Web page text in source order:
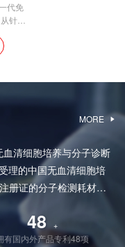
代免
针对
为针
，从
胞数
。
MORE
清细胞培养与分子诊断
理的中国无血清细胞培
册证的分子检测耗材供
1项、三类医疗器械注册
册关联4项。在申三类医
。通过了ISO9001及
48 +
有国内外产品专利48项